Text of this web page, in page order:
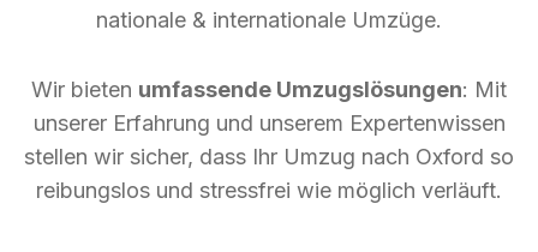
nationale & internationale Umzüge.
Wir bieten umfassende Umzugslösungen: Mit
unserer Erfahrung und unserem Expertenwissen
stellen wir sicher, dass Ihr Umzug nach Oxford so
reibungslos und stressfrei wie möglich verläuft.